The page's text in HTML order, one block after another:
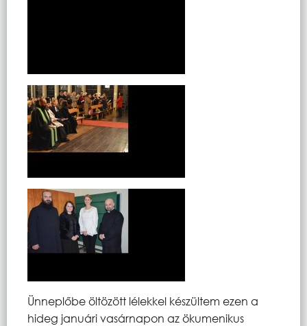
Ünneplőbe öltözött lélekkel készültem ezen a
hideg januári vasárnapon az ökumenikus